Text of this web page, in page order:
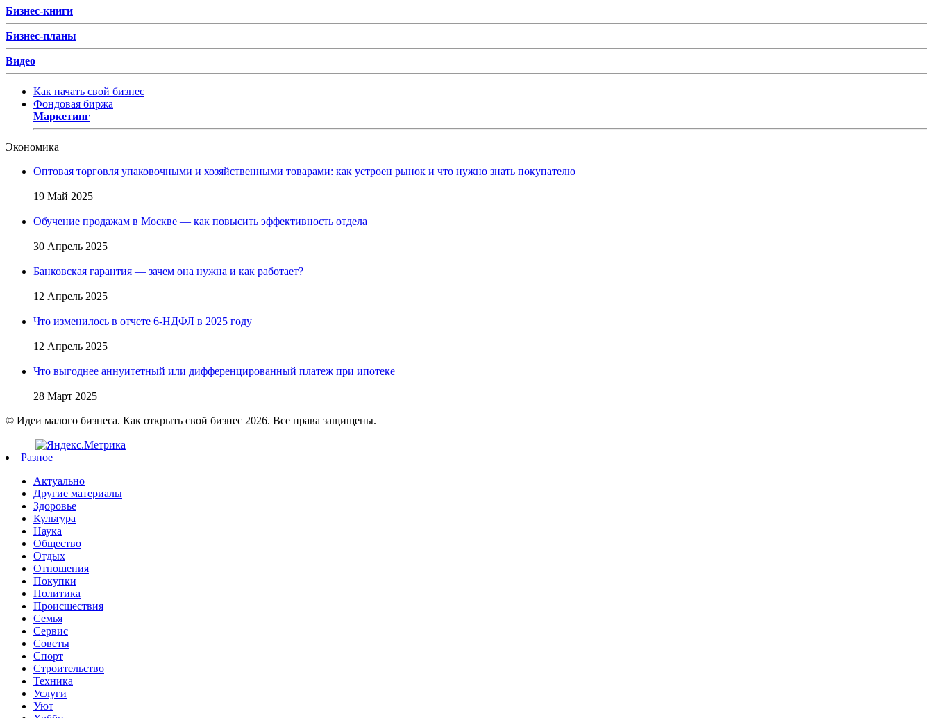
Бизнес-книги
Бизнес-планы
Видео
Как начать свой бизнес
Фондовая биржа
Маркетинг
Экономика
Оптовая торговля упаковочными и хозяйственными товарами: как устроен рынок и что нужно знать покупателю
19 Май 2025
Обучение продажам в Москве — как повысить эффективность отдела
30 Апрель 2025
Банковская гарантия — зачем она нужна и как работает?
12 Апрель 2025
Что изменилось в отчете 6-НДФЛ в 2025 году
12 Апрель 2025
Что выгоднее аннуитетный или дифференцированный платеж при ипотеке
28 Март 2025
© Идеи малого бизнеса. Как открыть свой бизнес 2026. Все права защищены.
Разное
Актуально
Другие материалы
Здоровье
Культура
Наука
Общество
Отдых
Отношения
Покупки
Политика
Происшествия
Семья
Сервис
Советы
Спорт
Строительство
Техника
Услуги
Уют